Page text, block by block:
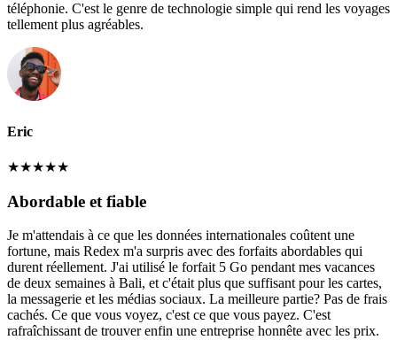
téléphonie. C'est le genre de technologie simple qui rend les voyages
tellement plus agréables.
Eric
★★★★★
Abordable et fiable
Je m'attendais à ce que les données internationales coûtent une
fortune, mais Redex m'a surpris avec des forfaits abordables qui
durent réellement. J'ai utilisé le forfait 5 Go pendant mes vacances
de deux semaines à Bali, et c'était plus que suffisant pour les cartes,
la messagerie et les médias sociaux. La meilleure partie? Pas de frais
cachés. Ce que vous voyez, c'est ce que vous payez. C'est
rafraîchissant de trouver enfin une entreprise honnête avec les prix.